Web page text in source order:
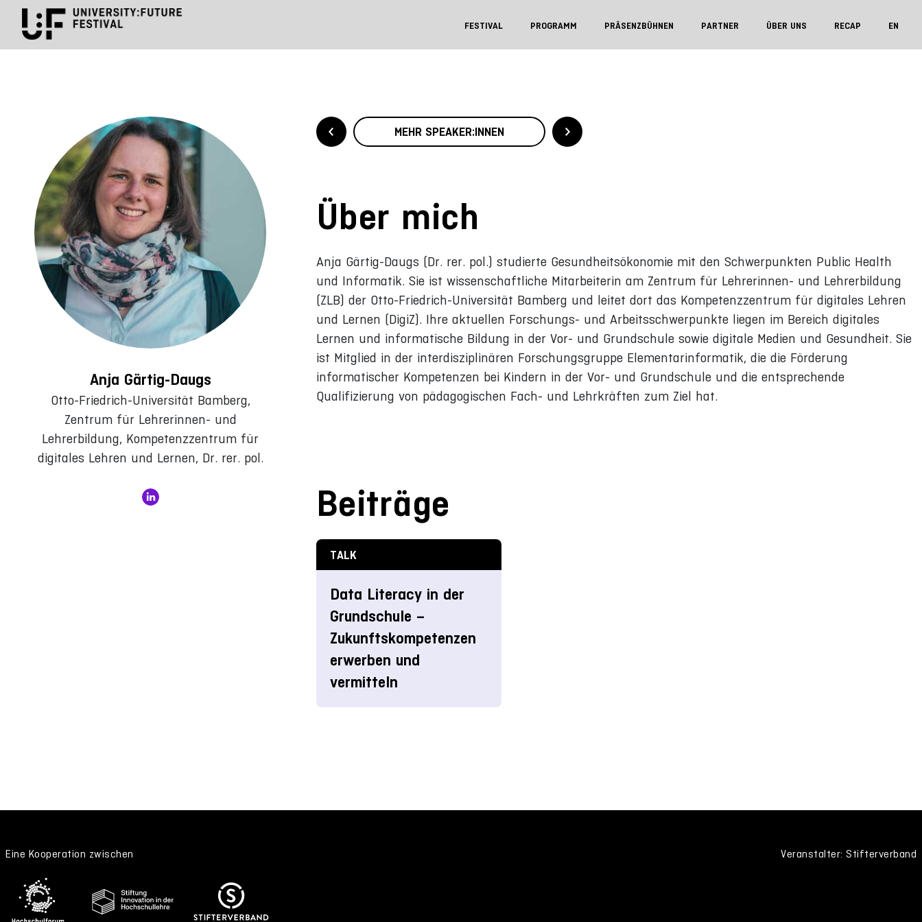
FESTIVAL PROGRAMM PRÄSENZBÜHNEN PARTNER ÜBER UNS RECAP EN
Anja Gärtig-Daugs
Otto-Friedrich-Universität Bamberg,
Zentrum für Lehrerinnen- und
Lehrerbildung, Kompetenzzentrum für
digitales Lehren und Lernen, Dr. rer. pol.
MEHR SPEAKER:INNEN
Über mich
Anja Gärtig-Daugs (Dr. rer. pol.) studierte Gesundheitsökonomie mit den Schwerpunkten Public Health
und Informatik. Sie ist wissenschaftliche Mitarbeiterin am Zentrum für Lehrerinnen- und Lehrerbildung
(ZLB) der Otto-Friedrich-Universität Bamberg und leitet dort das Kompetenzzentrum für digitales Lehren
und Lernen (DigiZ). Ihre aktuellen Forschungs- und Arbeitsschwerpunkte liegen im Bereich digitales
Lernen und informatische Bildung in der Vor- und Grundschule sowie digitale Medien und Gesundheit. Sie
ist Mitglied in der interdisziplinären Forschungsgruppe Elementarinformatik, die die Förderung
informatischer Kompetenzen bei Kindern in der Vor- und Grundschule und die entsprechende
Qualifizierung von pädagogischen Fach- und Lehrkräften zum Ziel hat.
Beiträge
TALK
Data Literacy in der
Grundschule –
Zukunftskompetenzen
erwerben und
vermitteln
Eine Kooperation zwischen Veranstalter: Stifterverband